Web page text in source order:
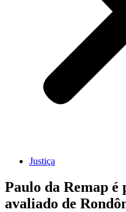
Justiça
Paulo da Remap é
avaliado de